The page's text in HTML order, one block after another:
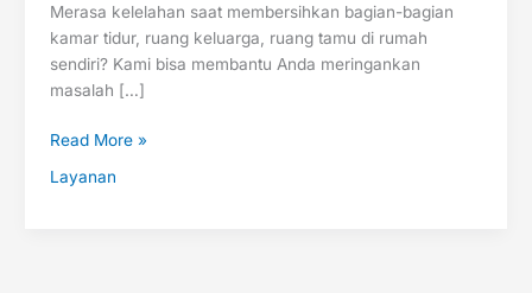
Merasa kelelahan saat membersihkan bagian-bagian
kamar tidur, ruang keluarga, ruang tamu di rumah
sendiri? Kami bisa membantu Anda meringankan
masalah […]
Read More »
Layanan